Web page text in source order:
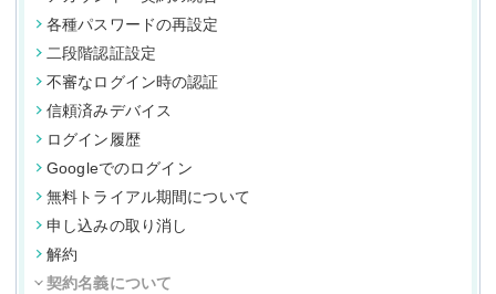
各種パスワードの再設定
二段階認証設定
不審なログイン時の認証
信頼済みデバイス
ログイン履歴
Googleでのログイン
無料トライアル期間について
申し込みの取り消し
解約
契約名義について